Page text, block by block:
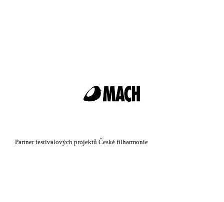
Partner festivalových projektů České filharmonie